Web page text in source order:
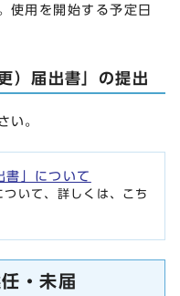
使用を開始する予定日
）届出書」の提出
い。
書」について
いて、詳しくは、こち
・未届